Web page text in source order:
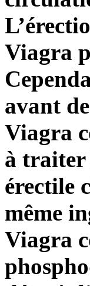
Viagra
avant
Viagra
à traiter
érectile
même
Viagra